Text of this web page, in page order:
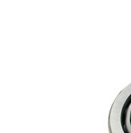
Diametru
interior 1
Diametru
interior 2